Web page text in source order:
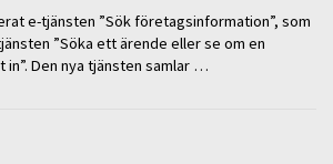
e-tjänsten ”Sök företagsinformation”, som
”Söka ett ärende eller se om en
Den nya tjänsten samlar …